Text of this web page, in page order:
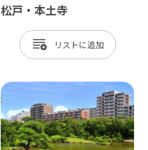
松戸・本土寺
リスト